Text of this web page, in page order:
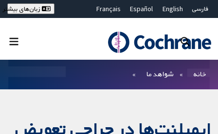
فارسی English
Español
Français
Bahasa Malaysia
ไทย
繁體中文
زبان‌های بیشتر
خانه شواهد ما